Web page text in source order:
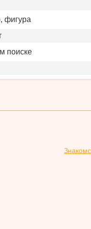
фигура
поиске